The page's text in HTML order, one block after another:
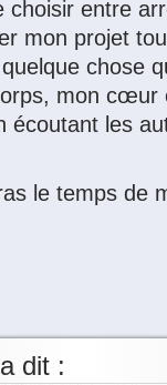
choisir entre
mon projet
chose
mon
écoutant les
le temps de
a dit :